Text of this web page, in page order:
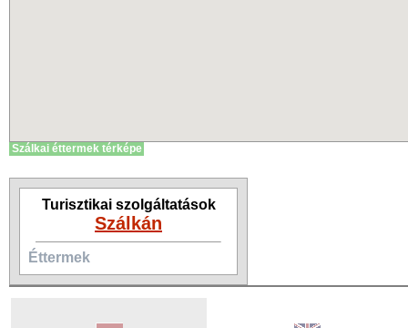
Szálkai éttermek térképe
Turisztikai szolgáltatások
Szálkán
Éttermek